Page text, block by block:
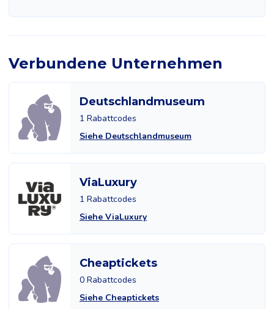
Verbundene Unternehmen
Deutschlandmuseum
1 Rabattcodes
Siehe Deutschlandmuseum
ViaLuxury
1 Rabattcodes
Siehe ViaLuxury
Cheaptickets
0 Rabattcodes
Siehe Cheaptickets